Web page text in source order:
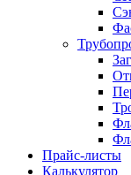
Прайс-листы
Калькулятор